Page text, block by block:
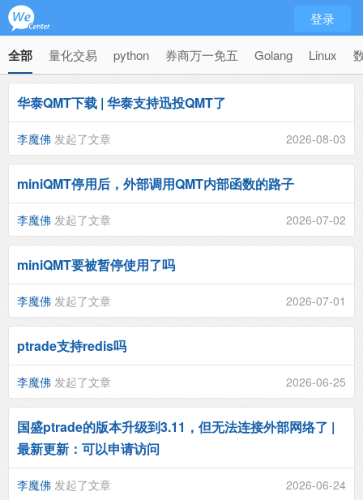
登录
全部 量化交易 python 券商万一免五 Golang Linux
华泰QMT下载 | 华泰支持迅投QMT了
李魔佛 发起了文章 2026-08-03
miniQMT停用后，外部调用QMT内部函数的路子
李魔佛 发起了文章 2026-07-02
miniQMT要被暂停使用了吗
李魔佛 发起了文章 2026-07-01
ptrade支持redis吗
李魔佛 发起了文章 2026-06-25
国盛ptrade的版本升级到3.11，但无法连接外部网络了 |
最新更新：可以申请访问
李魔佛 发起了文章 2026-06-24